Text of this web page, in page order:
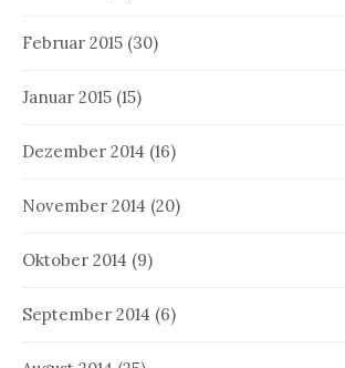
Februar 2015 (30)
Januar 2015 (15)
Dezember 2014 (16)
November 2014 (20)
Oktober 2014 (9)
September 2014 (6)